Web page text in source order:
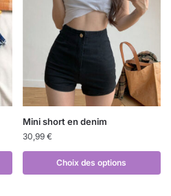
Mini short en denim
30,99 €
Choix des options